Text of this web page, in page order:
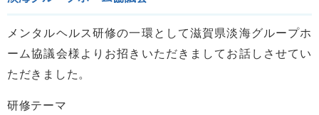
メンタルヘルス研修の一環として滋賀県淡海グループホ
ーム協議会様よりお招きいただきましてお話しさせてい
ただきました。
研修テーマ